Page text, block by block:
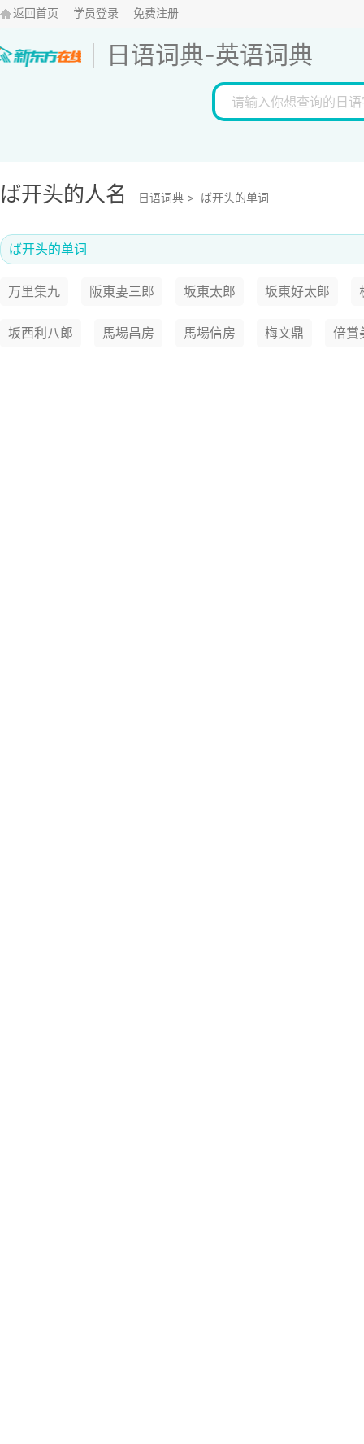
返回首页 学员登录 免费注册
日语词典-英语词典
ば开头的人名 日语词典 > ば开头的单词
ば开头的单词
万里集九 阪東妻三郎 坂東太郎 坂東好太郎
坂西利八郎 馬場昌房 馬場信房 梅文鼎 倍賞